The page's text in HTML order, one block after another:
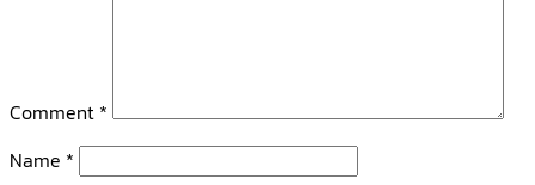
Comment *
Name *